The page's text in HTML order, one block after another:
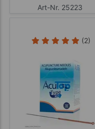
Art-Nr. 25223
(2)